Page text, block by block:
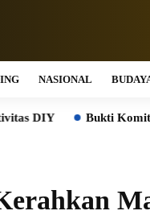
NASIONAL
Bukti Komitmen